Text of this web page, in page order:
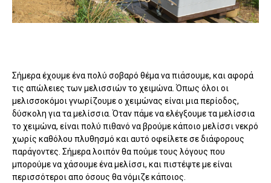
Σήμερα έχουμε ένα πολύ σοβαρό θέμα να πιάσουμε, και αφορά
τις απώλειες των μελισσιών το χειμώνα. Όπως όλοι οι
μελισσοκόμοι γνωρίζουμε ο χειμώνας είναι μια περίοδος,
δύσκολη για τα μελίσσια. Όταν πάμε να ελέγξουμε τα μελίσσια
το χειμώνα, είναι πολύ πιθανό να βρούμε κάποιο μελίσσι νεκρό
χωρίς καθόλου πλυθησμό και αυτό οφείλετε σε διάφορους
παράγοντες. Σήμερα λοιπόν θα πούμε τους λόγους που
μπορούμε να χάσουμε ένα μελίσσι, και πιστέψτε με είναι
περισσότεροι απο όσους θα νόμιζε κάποιος.